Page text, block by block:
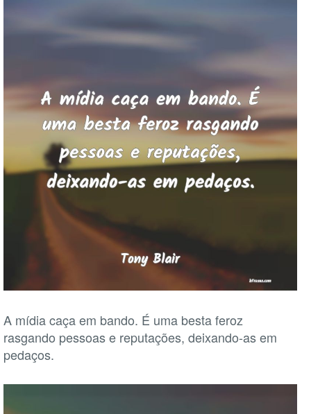
A mídia caça em bando. É uma besta feroz
rasgando pessoas e reputações, deixando-as em
pedaços.